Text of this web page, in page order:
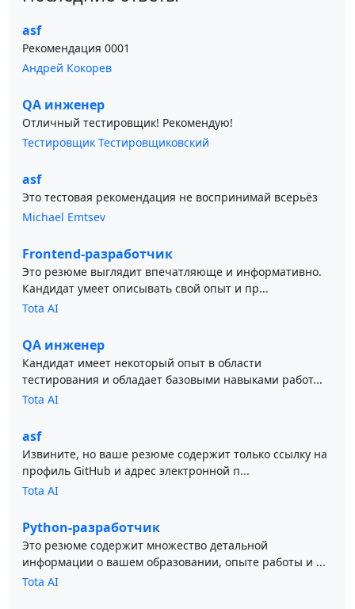
asf
Рекомендация 0001
Андрей Кокорев
QA инженер
Отличный тестировщик! Рекомендую!
Тестировщик Тестировщиковский
asf
Это тестовая рекомендация не воспринимай всерьёз
Michael Emtsev
Frontend-разработчик
Это резюме выглядит впечатляюще и информативно.
Кандидат умеет описывать свой опыт и пр...
Tota AI
QA инженер
Кандидат имеет некоторый опыт в области
тестирования и обладает базовыми навыками работ...
Tota AI
asf
Извините, но ваше резюме содержит только ссылку на
профиль GitHub и адрес электронной п...
Tota AI
Python-разработчик
Это резюме содержит множество детальной
информации о вашем образовании, опыте работы и ...
Tota AI